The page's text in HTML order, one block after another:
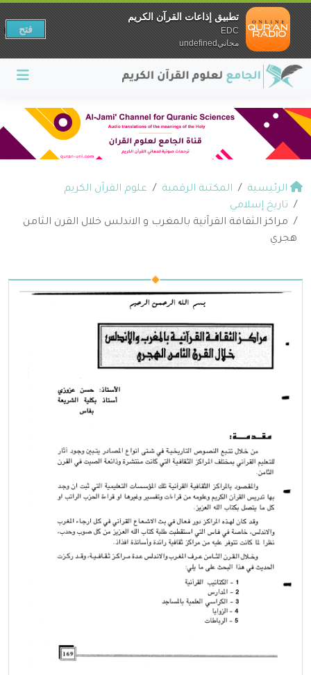
الرئيسية المكتبة الرقمية
علوم القرآن الكريم
تاريخ إسلامي
مراكز الثقافة القرآنية بالمغرب و الاندلس خلال القرن الثامن
هجري
تطبيق إذاعات القرآن الكريم
EDC
مجانيundefined
فتح